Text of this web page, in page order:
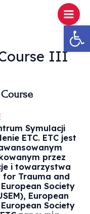
Main
III
Symulacji
ETC. ETC jest
przez
i towarzystwa
for Trauma and
Society
European
Society